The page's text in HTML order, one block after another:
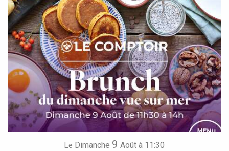
Le Dimanche 9 Août à 11:30